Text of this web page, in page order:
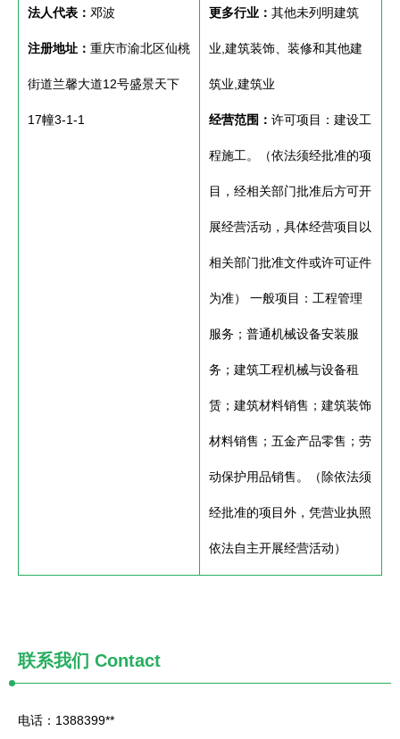
法人代表： 邓波
注册地址： 重庆市渝北区仙桃
街道兰馨大道12号盛景天下
17幢3-1-1
更多行业： 其他未列明建筑
业,建筑装饰、装修和其他建
筑业,建筑业
经营范围： 许可项目：建设工
程施工。（依法须经批准的项
目，经相关部门批准后方可开
展经营活动，具体经营项目以
相关部门批准文件或许可证件
为准） 一般项目：工程管理
服务；普通机械设备安装服
务；建筑工程机械与设备租
赁；建筑材料销售；建筑装饰
材料销售；五金产品零售；劳
动保护用品销售。（除依法须
经批准的项目外，凭营业执照
依法自主开展经营活动）
联系我们 Contact
电话：1388399**